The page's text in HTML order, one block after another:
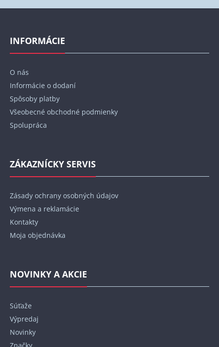
Z
INFORMÁCIE
O nás
Informácie o dodaní
Spôsoby platby
Všeobecné obchodné podmienky
Spolupráca
ZÁKAZNÍCKY SERVIS
Zásady ochrany osobných údajov
Výmena a reklamácie
Kontakty
Moja objednávka
NOVINKY A AKCIE
Súťaže
Výpredaj
Novinky